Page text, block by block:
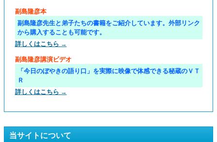
副島隆彦本
副島隆彦先生と弟子たちの書籍をご紹介しています。外部リンク
から購入することも可能です。
詳しくはこちら →
副島隆彦講演ビデオ
「今日のぼやきの語り口」を実際に映像で体感できる秘蔵のＶＴ
Ｒ
詳しくはこちら →
当サイトについて